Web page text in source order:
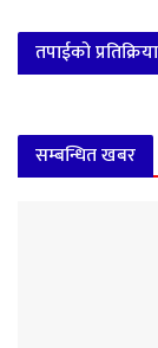
तपाईको
सम्बन्धित खबर